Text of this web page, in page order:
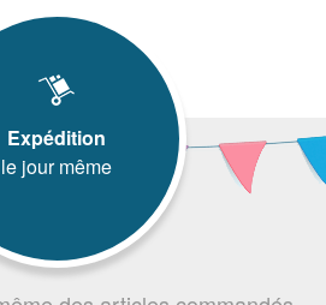
Expédition
le jour même